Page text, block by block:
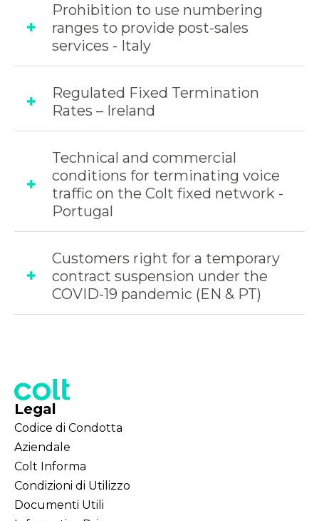
Prohibition to use numbering
ranges to provide post-sales
services - Italy
Regulated Fixed Termination
Rates – Ireland
Technical and commercial
conditions for terminating voice
traffic on the Colt fixed network -
Portugal
Customers right for a temporary
contract suspension under the
COVID-19 pandemic (EN & PT)
Legal
Codice di Condotta
Aziendale
Colt Informa
Condizioni di Utilizzo
Documenti Utili